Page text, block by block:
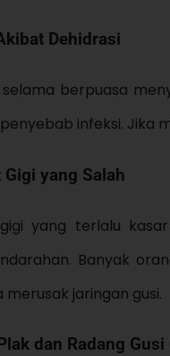
Dehidrasi
berpuasa
infeksi. Jika
yang Salah
yang terlalu
Banyak
jaringan gusi.
dan Radang